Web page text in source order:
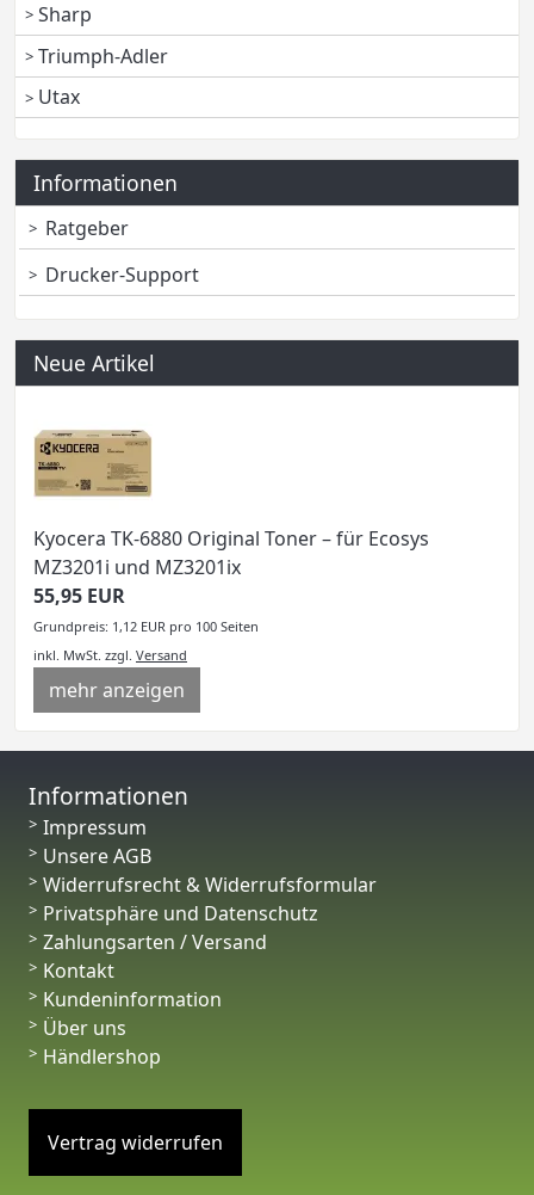
Sharp
Triumph-Adler
Utax
Informationen
Ratgeber
Drucker-Support
Neue Artikel
Kyocera TK-6880 Original Toner – für Ecosys
MZ3201i und MZ3201ix
55,95 EUR
Grundpreis: 1,12 EUR pro 100 Seiten
inkl. MwSt. zzgl. Versand
mehr anzeigen
Informationen
Impressum
Unsere AGB
Widerrufsrecht & Widerrufsformular
Privatsphäre und Datenschutz
Zahlungsarten / Versand
Kontakt
Kundeninformation
Über uns
Händlershop
Vertrag widerrufen